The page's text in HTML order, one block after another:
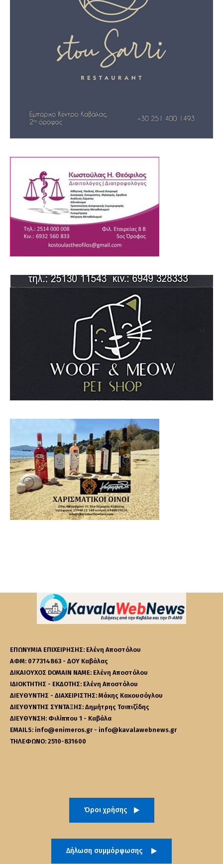
ΕΠΩΝΥΜΙΑ ΕΠΙΧΕΙΡΗΣΗΣ: Ελένη Αποστόλου
ΑΦΜ: 077314863 - ΔΟΥ Καβάλας
ΔΙΚΑΙΟΥΧΟΣ DOMAIN NAME: Ελένη Αποστόλου
ΙΔΙΟΚΤΗΤΗΣ - ΕΚΔΟΤΗΣ: Ελένη Αποστόλου
ΔΙΕΥΘΥΝΤΗΣ - ΔΙΑΧΕΙΡΙΣΤΗΣ: Μάκης Κακουσόγλου
ΔΙΕΥΘΥΝΤΗΣ ΣΥΝΤΑΞΗΣ: Δημήτρης Τσιπιζίδης
ΔΙΕΥΘΥΝΣΗ: Φιλίππου 1 - Καβάλα
EMAILS: info@enimeros.gr - info@kavalawebnews.gr
ΤΗΛΕΦΩΝΟ: 2510-831600
Όροι χρήσης
Δήλωση συμμόρφωσης